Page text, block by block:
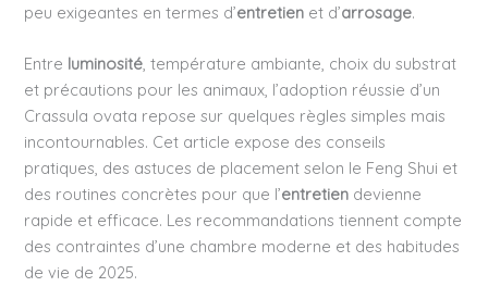
peu exigeantes en termes d’entretien et d’arrosage.
Entre luminosité, température ambiante, choix du substrat
et précautions pour les animaux, l’adoption réussie d’un
Crassula ovata repose sur quelques règles simples mais
incontournables. Cet article expose des conseils
pratiques, des astuces de placement selon le Feng Shui et
des routines concrètes pour que l’entretien devienne
rapide et efficace. Les recommandations tiennent compte
des contraintes d’une chambre moderne et des habitudes
de vie de 2025.